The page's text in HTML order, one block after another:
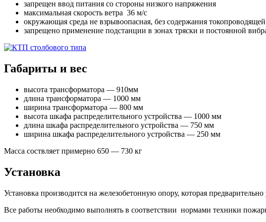
запрещен ввод питания со стороны низкого напряжения
максимальная скорость ветра 36 м/с
окружающая среда не взрывоопасная, без содержания
запрещено применение подстанции в зонах тряски и постоянной
Габариты и вес
высота трансформатора — 910мм
длина трансформатора — 1000 мм
ширина трансформатора — 800 мм
высота шкафа распределительного устройства — 1000 мм
длина шкафа распределительного устройства — 750 мм
ширина шкафа распределительного устройства — 250 мм
Масса соствляет примерно 650 — 730 кг
Установка
Установка производится на железобетонную опору, которая
Все работы необходимо выполнять в соответствии нормами техники